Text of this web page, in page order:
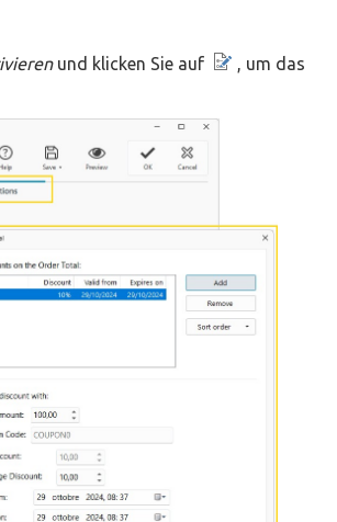
und klicken Sie auf
, um das